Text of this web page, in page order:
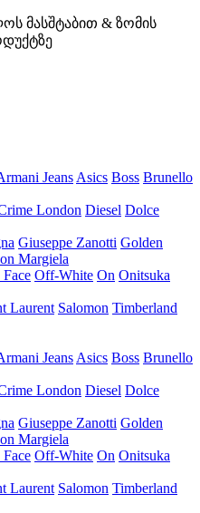
მასშტაბით & ზომის
Jeans Asics Boss Brunello
London Diesel Dolce
Giuseppe Zanotti Golden
Margiela
Off-White On Onitsuka
Laurent Salomon Timberland
Jeans Asics Boss Brunello
London Diesel Dolce
Giuseppe Zanotti Golden
Margiela
Off-White On Onitsuka
Laurent Salomon Timberland